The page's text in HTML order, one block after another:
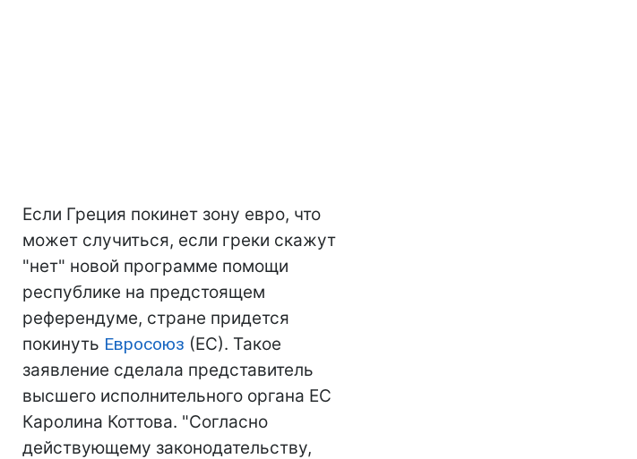
Если Греция покинет зону евро, что
может случиться, если греки скажут
"нет" новой программе помощи
республике на предстоящем
референдуме, стране придется
покинуть Евросоюз (ЕС). Такое
заявление сделала представитель
высшего исполнительного органа ЕС
Каролина Коттова. "Согласно
действующему законодательству,